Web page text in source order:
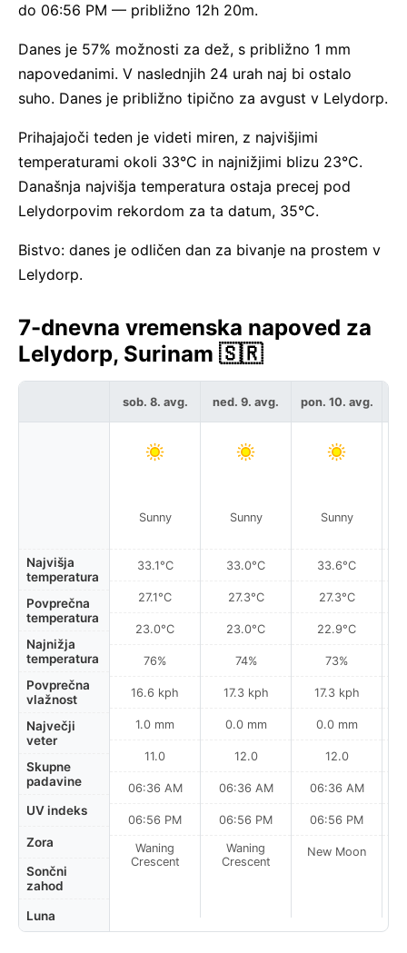
do 06:56 PM — približno 12h 20m.
Danes je 57% možnosti za dež, s približno 1 mm
napovedanimi. V naslednjih 24 urah naj bi ostalo
suho. Danes je približno tipično za avgust v Lelydorp.
Prihajajoči teden je videti miren, z najvišjimi
temperaturami okoli 33°C in najnižjimi blizu 23°C.
Današnja najvišja temperatura ostaja precej pod
Lelydorpovim rekordom za ta datum, 35°C.
Bistvo: danes je odličen dan za bivanje na prostem v
Lelydorp.
7-dnevna vremenska napoved za
Lelydorp, Surinam 🇸🇷
Najvišja
temperatura
Povprečna
temperatura
Najnižja
temperatura
Povprečna
vlažnost
Največji
veter
Skupne
padavine
UV indeks
Zora
Sončni
zahod
Luna
sob. 8. avg.
Sunny
33.1°C
27.1°C
23.0°C
76%
16.6 kph
1.0 mm
11.0
06:36 AM
06:56 PM
Waning
Crescent
ned. 9. avg.
Sunny
33.0°C
27.3°C
23.0°C
74%
17.3 kph
0.0 mm
12.0
06:36 AM
06:56 PM
Waning
Crescent
pon. 10. avg.
Sunny
33.6°C
27.3°C
22.9°C
73%
17.3 kph
0.0 mm
12.0
06:36 AM
06:56 PM
New Moon